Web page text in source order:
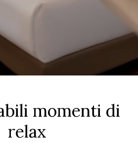
momenti di
relax